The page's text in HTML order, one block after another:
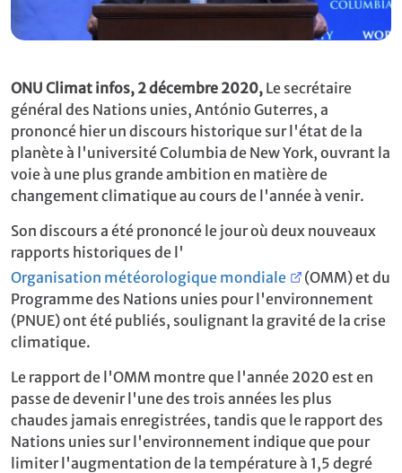
ONU Climat infos, 2 décembre 2020, Le secrétaire
général des Nations unies, António Guterres, a
prononcé hier un discours historique sur l'état de la
planète à l'université Columbia de New York, ouvrant la
voie à une plus grande ambition en matière de
changement climatique au cours de l'année à venir.
Son discours a été prononcé le jour où deux nouveaux
rapports historiques de l'
Organisation météorologique mondiale
(OMM) et du
Programme des Nations unies pour l'environnement
(PNUE) ont été publiés, soulignant la gravité de la crise
climatique.
Le rapport de l'OMM montre que l'année 2020 est en
passe de devenir l'une des trois années les plus
chaudes jamais enregistrées, tandis que le rapport des
Nations unies sur l'environnement indique que pour
limiter l'augmentation de la température à 1,5 degré